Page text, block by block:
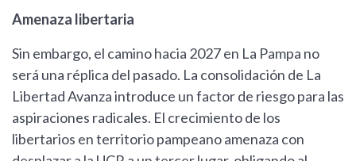
Amenaza libertaria
Sin embargo, el camino hacia 2027 en La Pampa no
será una réplica del pasado. La consolidación de La
Libertad Avanza introduce un factor de riesgo para las
aspiraciones radicales. El crecimiento de los
libertarios en territorio pampeano amenaza con